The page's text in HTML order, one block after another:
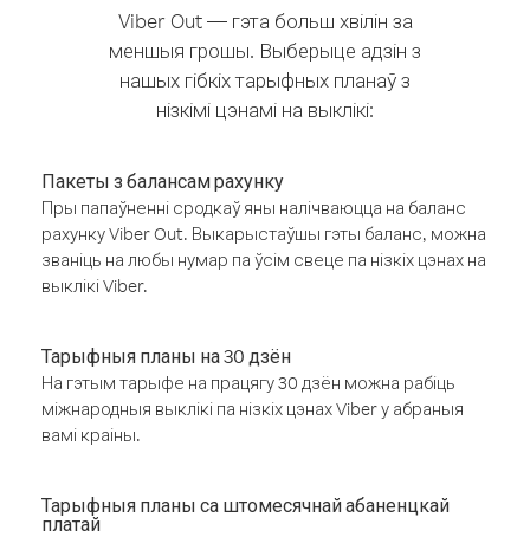
Viber Out — гэта больш хвілін за
меншыя грошы. Выберыце адзін з
нашых гібкіх тарыфных планаў з
нізкімі цэнамі на выклікі:
Пакеты з балансам рахунку
Пры папаўненні сродкаў яны налічваюцца на баланс
рахунку Viber Out. Выкарыстаўшы гэты баланс, можна
званіць на любы нумар па ўсім свеце па нізкіх цэнах на
выклікі Viber.
Тарыфныя планы на 30 дзён
На гэтым тарыфе на працягу 30 дзён можна рабіць
міжнародныя выклікі па нізкіх цэнах Viber у абраныя
вамі краіны.
Тарыфныя планы са штомесячнай абаненцкай
платай